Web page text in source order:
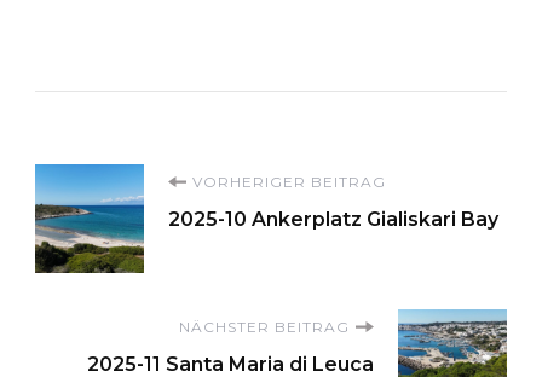
Beitragsnavigation
VORHERIGER BEITRAG
2025-10 Ankerplatz Gialiskari Bay
NÄCHSTER BEITRAG
2025-11 Santa Maria di Leuca